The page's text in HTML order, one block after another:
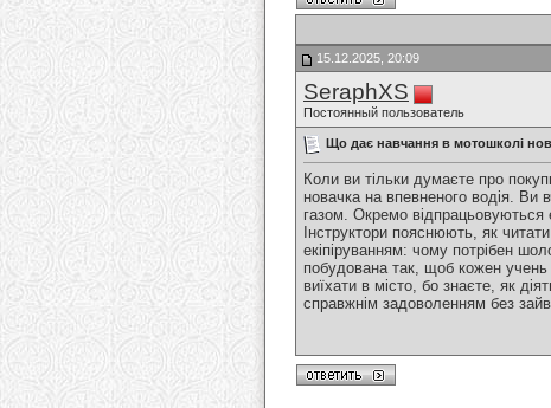
15.12.2025, 20:09
SeraphXS
Постоянный пользователь
Що дає навчання в мотошколі
Коли ви тільки думаєте про
новачка на впевненого водія. Ви
газом. Окремо відпрацьовуються
Інструктори пояснюють, як
екіпіруванням: чому потрібен
побудована так, щоб кожен учень
виїхати в місто, бо знаєте, як
справжнім задоволенням без